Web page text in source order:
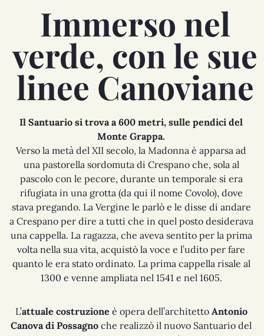
Immerso nel
verde, con le sue
linee Canoviane
Il Santuario si trova a 600 metri, sulle pendici del
Monte Grappa.
Verso la metà del XII secolo, la Madonna è apparsa ad
una pastorella sordomuta di Crespano che, sola al
pascolo con le pecore, durante un temporale si era
rifugiata in una grotta (da qui il nome Covolo), dove
stava pregando. La Vergine le parlò e le disse di andare
a Crespano per dire a tutti che in quel posto desiderava
una cappella. La ragazza, che aveva sentito per la prima
volta nella sua vita, acquistò la voce e l’udito per fare
quanto le era stato ordinato. La prima cappella risale al
1300 e venne ampliata nel 1541 e nel 1605.
L’attuale costruzione è opera dell’architettoAntonio
Canova di Possagnoche realizzò il nuovo Santuario del